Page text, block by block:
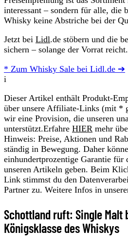
interessant – sondern für alle, die
Whisky keine Abstriche bei der
Jetzt bei Lidl.de stöbern und die
sichern – solange der Vorrat reicht.
* Zum Whisky Sale bei Lidl.de ➔
i
Dieser Artikel enthält Produkt-
über unsere Affiliate-Links (mit *
wir eine Provision, die unseren
unterstützt.Erfahre HIER mehr
Hinweis: Preise, Aktionen und
ständig in Bewegung. Daher
einhundertprozentige Garantie für
unseren Artikeln geben. Beim
Link stimmst du den
Partner zu. Weitere Infos in
Schottland ruft: Single Malt
Königsklasse des Whiskys